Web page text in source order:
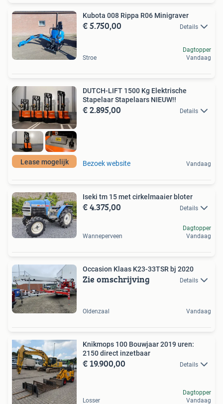
Kubota 008 Rippa R06 Minigraver
€ 5.750,00 Details
Stroe
Dagtopper
Vandaag
Lease mogelijk
DUTCH-LIFT 1500 Kg Elektrische
Stapelaar Stapelaars NIEUW!!
€ 2.895,00 Details
Bezoek website Vandaag
Iseki tm 15 met cirkelmaaier bloter
€ 4.375,00 Details
Wanneperveen
Dagtopper
Vandaag
Occasion Klaas K23-33TSR bj 2020
Zie omschrijving Details
Oldenzaal Vandaag
Knikmops 100 Bouwjaar 2019 uren:
2150 direct inzetbaar
€ 19.900,00 Details
Losser
Dagtopper
Vandaag